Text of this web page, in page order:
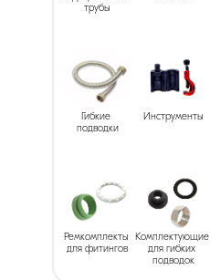
трубы
Гибкие
подводки
Инструменты
Ремкомплекты
для фитингов
Комплектующие
для гибких
подводок